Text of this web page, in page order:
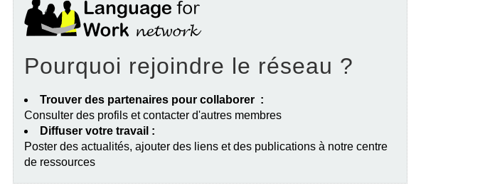
Pourquoi rejoindre le réseau ?
Trouver des partenaires pour collaborer :
Consulter des profils et contacter d'autres membres
Diffuser votre travail :
Poster des actualités, ajouter des liens et des publications à notre centre
de ressources